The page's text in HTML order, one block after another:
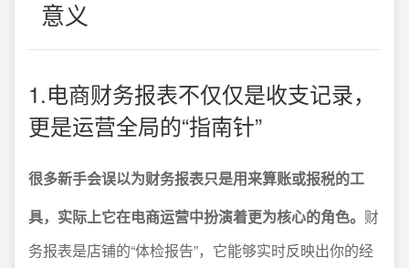
意义
1.电商财务报表不仅仅是收支记录，
更是运营全局的“指南针”
很多新手会误以为财务报表只是用来算账或报税的工
具，实际上它在电商运营中扮演着更为核心的角色。 财
务报表是店铺的“体检报告”，它能够实时反映出你的经